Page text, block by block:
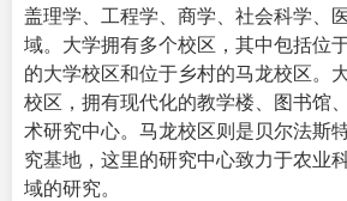
盖理学、工程学、商学、社会科学、
域。 大学拥有多个校区，其中包括位
的大学校区和位于乡村的马龙校区。
校区，拥有现代化的教学楼、图书馆
术研究中心。马龙校区则是贝尔法斯
究基地，这里的研究中心致力于农业
域的研究。